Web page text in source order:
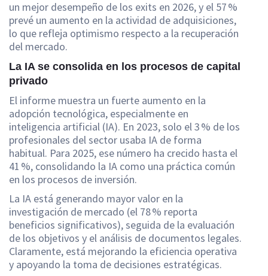
un mejor desempeño de los exits en 2026, y el 57 %
prevé un aumento en la actividad de adquisiciones,
lo que refleja optimismo respecto a la recuperación
del mercado.
La IA se consolida en los procesos de capital
privado
El informe muestra un fuerte aumento en la
adopción tecnológica, especialmente en
inteligencia artificial (IA). En 2023, solo el 3 % de los
profesionales del sector usaba IA de forma
habitual. Para 2025, ese número ha crecido hasta el
41 %, consolidando la IA como una práctica común
en los procesos de inversión.
La IA está generando mayor valor en la
investigación de mercado (el 78 % reporta
beneficios significativos), seguida de la evaluación
de los objetivos y el análisis de documentos legales.
Claramente, está mejorando la eficiencia operativa
y apoyando la toma de decisiones estratégicas.